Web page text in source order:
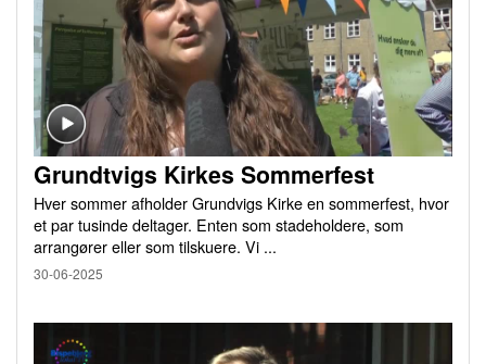
Grundtvigs Kirkes Sommerfest
Hver sommer afholder Grundvigs Kirke en sommerfest, hvor
et par tusinde deltager. Enten som stadeholdere, som
arrangører eller som tilskuere. Vi ...
30-06-2025